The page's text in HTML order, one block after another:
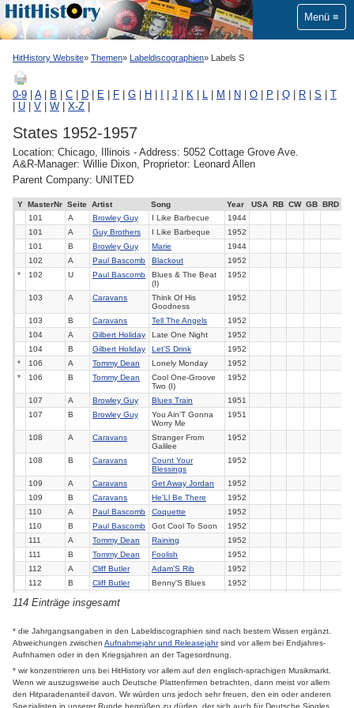
Menü
HitHistory Website Themen Labeldiscographien Labels S
0-9 A| B C D E F G H J K L M N O P Q R S
T
U V W X-Z
States 1952-1957
Location: Chicago, Illinois - Address: 5052 Cottage Grove Ave.
A&R-Manager: Willie Dixon, Proprietor: Leonard Allen
Parent Company: UNITED
Y MasterNr Seite Artist Song Year USA RB CW GB BRD
101
A Browley Guy I Like Barbecue
1944
101
A Guy Brothers I Like Barbeque
1952
101
B Browley Guy Marie
1944
102
A Paul Bascomb Blackout
1952
*
102 U Paul Bascomb
Blues & The Beat
(I)
1952
103 A Caravans
Think Of His
Goodness
1952
103 B Caravans Tell The Angels
1952
104
A Gilbert Holiday Late One Night
1952
104
B Gilbert Holiday Let'S Drink
1952
*
106 A Tommy Dean Lonely Monday
1952
*
106 B Tommy Dean
Cool One-Groove
Two (I)
1952
107 A Browley Guy Blues Train
1951
107
B Browley Guy
You Ain'T Gonna
Worry Me
1951
108 A Caravans
Stranger From
Galilee
1952
108 B Caravans
Count Your
Blessings
1952
109 A Caravans Get Away Jordan
1952
109
B Caravans He'Ll Be There
1952
110
A Paul Bascomb Coquette
1952
110
B Paul Bascomb Got Cool To Soon
1952
111
A Tommy Dean Raining
1952
111
B Tommy Dean Foolish
1952
112
A Cliff Butler Adam'S Rib
1952
112
B Cliff Butler Benny'S Blues
1952
*
114 Grant Jones
*
115 A
Gloria Irving &
Sax Kari
Daughter That'S
Your Red Wagon
1953 8
115 B Sax Kari Down For Dibble
1953
116
A Caravans
God Is Good To
Me
1952
116 B Caravans Blessed Assurance
1952
114 Einträge insgesamt
* die Jahrgangsangaben in den Labeldiscographien sind nach bestem Wissen ergänzt.
Abweichungen zwischen Aufnahmejahr und Releasejahrsind vor allem bei Endjahres-
Aufnhamen oder in den Kriegsjahren an der Tagesordnung.
* wir konzentrieren uns bei HitHistory vor allem auf den englisch-sprachigen Musikmarkt.
Wenn wir auszugsweise auch Deutsche Plattenfirmen betrachten, dann meist vor allem
den Hitparadenanteil davon. Wir würden uns jedoch sehr freuen, den ein oder anderen